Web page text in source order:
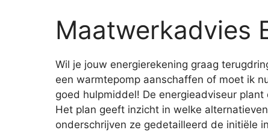
Maatwerkadvies
Wil je jouw energierekening graag
een warmtepomp aanschaffen of moet ik
goed hulpmiddel! De energieadviseur
Het plan geeft inzicht in welke
onderschrijven ze gedetailleerd de initiële